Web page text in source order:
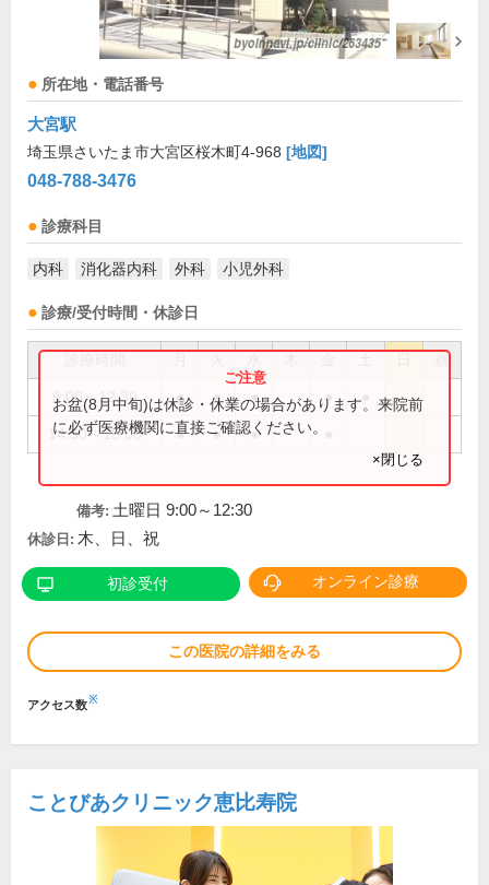
所在地・電話番号
大宮駅
埼玉県さいたま市大宮区桜木町4-968 [地図]
048-788-3476
診療科目
内科 消化器内科 外科 小児外科
診療/受付時間・休診日
祝
9:00～12:30 ● ● ● ●
14:30～18:00 ● ● ●
お盆(8月中旬)は休診・休業の場合があります。来院前
に必ず医療機関に直接ご確認ください。
×閉じる
備考: 土曜日 9:00～12:30
休診日: 木、日、祝
初診受付 オンライン診療
この医院の詳細をみる
アクセス数※
ことびあクリニック恵比寿院